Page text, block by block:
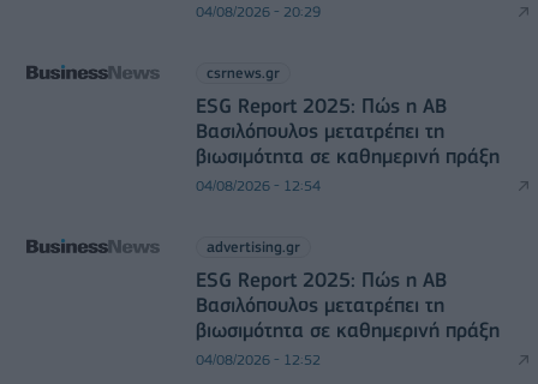
04/08/2026 - 20:29
csrnews.gr
ESG Report 2025: Πώς η ΑΒ
Βασιλόπουλος μετατρέπει τη
βιωσιμότητα σε καθημερινή πράξη
04/08/2026 - 12:54
advertising.gr
ESG Report 2025: Πώς η ΑΒ
Βασιλόπουλος μετατρέπει τη
βιωσιμότητα σε καθημερινή πράξη
04/08/2026 - 12:52